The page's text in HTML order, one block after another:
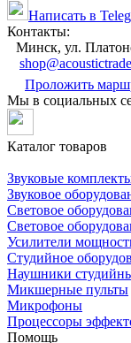
Написать в
Контакты:
Минск, ул.
Проложить
Мы в социальных
Каталог товаров
Звуковые
Звуковое
Световое
Cветовое
Усилители
Студийное
Наушники
Микшерные пульты
Микрофоны
Процессоры
Помощь